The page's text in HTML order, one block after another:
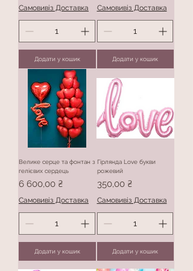
Самовивіз Доставка
Додати у кошик
Самовивіз Доставка
Додати у кошик
Велике серце та фонтан з
гелієвих сердець
Ціна
6 600,00 ₴
Самовивіз Доставка
Додати у кошик
Гірлянда Love букви
рожевий
Ціна
350,00 ₴
Самовивіз Доставка
Додати у кошик